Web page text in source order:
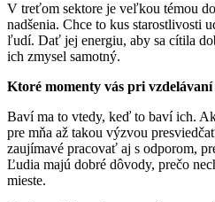
V treťom sektore je veľkou témou
nadšenia. Chce to kus starostlivosti
ľudí. Dať jej energiu, aby sa cítila
ich zmysel samotný.
Ktoré momenty vás pri
Baví ma to vtedy, keď to baví ich.
pre mňa až takou výzvou
zaujímavé pracovať aj s odporom,
Ľudia majú dobré dôvody, prečo
mieste.